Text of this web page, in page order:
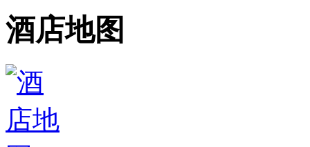
酒店地图